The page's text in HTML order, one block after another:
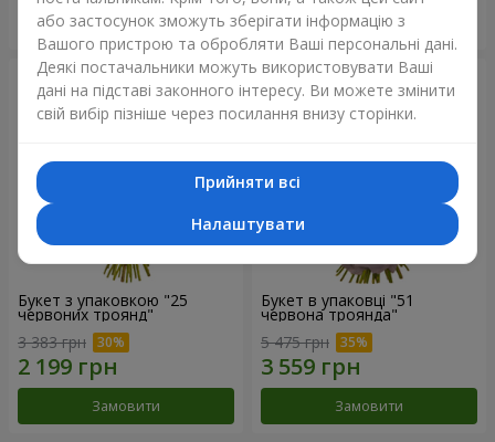
Замовити Замовити
Букет з упаковкою "25
червоних троянд"
3 383 грн
Замовити
Букет в упаковці "51
червона троянда"
5 475 грн
Замовити
або застосунок зможуть зберігати інформацію з
Вашого пристрою та обробляти Ваші персональні дані.
Деякі постачальники можуть використовувати Ваші
дані на підставі законного інтересу. Ви можете змінити
свій вибір пізніше через посилання внизу сторінки.
Прийняти всі
Налаштувати